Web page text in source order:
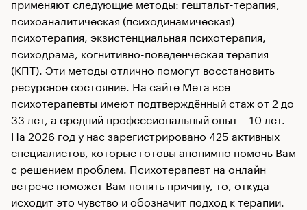
психоаналитическая (психодинамическая)
психотерапия, экзистенциальная психотерапия,
психодрама, когнитивно-поведенческая терапия
(КПТ). Эти методы отлично помогут восстановить
ресурсное состояние. На сайте Мета все
психотерапевты имеют подтверждённый стаж от 2 до
33 лет, а средний профессиональный опыт – 10 лет.
На 2026 год у нас зарегистрировано 425 активных
специалистов, которые готовы анонимно помочь Вам
с решением проблем. Психотерапевт на онлайн
встрече поможет Вам понять причину, то, откуда
исходит это чувство и обозначит подход к терапии.